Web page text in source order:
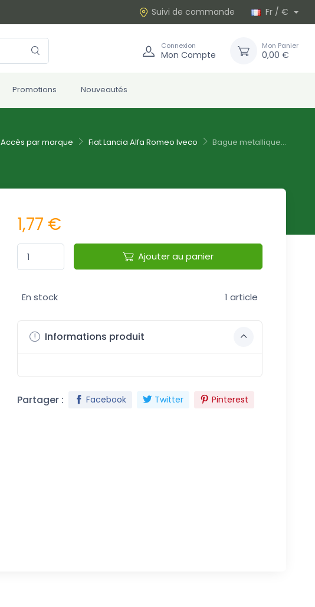
Suivi de commande Fr / €
Connexion
Mon Compte
Mon Panier
0,00 €
Promotions Nouveautés
Accès par marque Fiat Lancia Alfa Romeo Iveco Bague metallique...
1,77 €
Ajouter au panier
En stock 1 article
Informations produit
Partager : Facebook Twitter Pinterest